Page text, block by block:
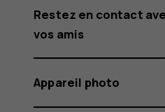
Restez en contact
vos amis
Appareil photo